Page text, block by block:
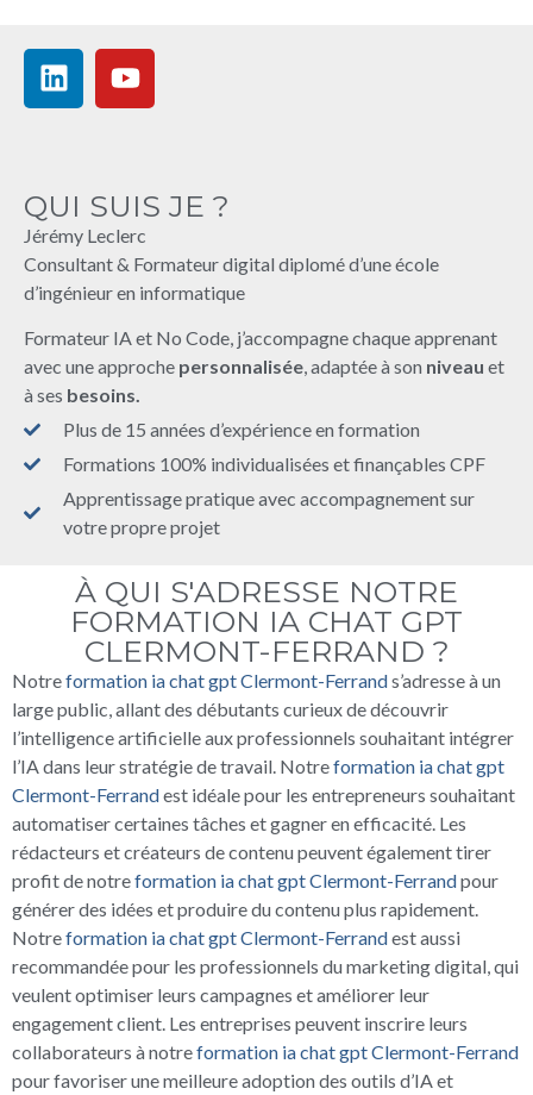
QUI SUIS JE ?
Jérémy Leclerc
Consultant & Formateur digital diplomé d’une école
d’ingénieur en informatique
Formateur IA et No Code, j’accompagne chaque apprenant
avec une approche personnalisée, adaptée à son niveau et
à ses besoins.
Plus de 15 années d’expérience en formation
Formations 100% individualisées et finançables CPF
Apprentissage pratique avec accompagnement sur
votre propre projet
À QUI S'ADRESSE NOTRE
FORMATION IA CHAT GPT
CLERMONT-FERRAND ?
Notreformation ia chat gpt Clermont-Ferrands’adresse à un
large public, allant des débutants curieux de découvrir
l’intelligence artificielle aux professionnels souhaitant intégrer
l’IA dans leur stratégie de travail. Notreformation ia chat gpt
Clermont-Ferrandest idéale pour les entrepreneurs souhaitant
automatiser certaines tâches et gagner en efficacité. Les
rédacteurs et créateurs de contenu peuvent également tirer
profit de notreformation ia chat gpt Clermont-Ferrandpour
générer des idées et produire du contenu plus rapidement.
Notreformation ia chat gpt Clermont-Ferrandest aussi
recommandée pour les professionnels du marketing digital, qui
veulent optimiser leurs campagnes et améliorer leur
engagement client. Les entreprises peuvent inscrire leurs
collaborateurs à notreformation ia chat gpt Clermont-Ferrand
pour favoriser une meilleure adoption des outils d’IA et